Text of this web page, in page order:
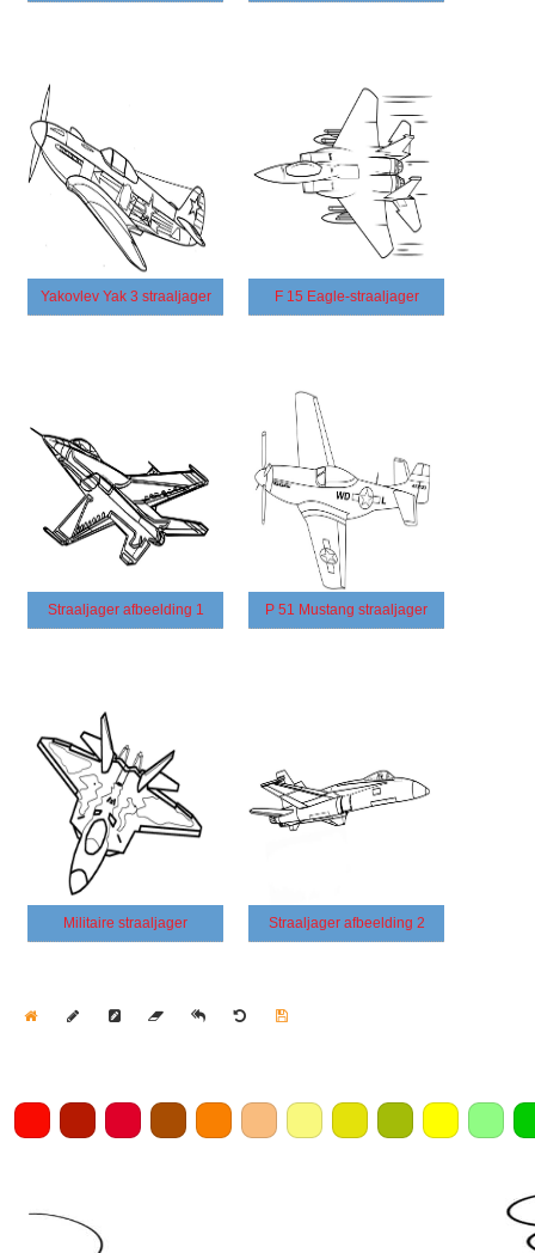
Yakovlev Yak 3 straaljager F 15 Eagle-straaljager
Straaljager afbeelding 1 P 51 Mustang straaljager
Militaire straaljager Straaljager afbeelding 2